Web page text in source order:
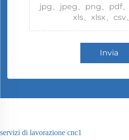
jpg、jpeg、png、pdf、
xls、xlsx、
Invia
servizi di lavorazione cnc1